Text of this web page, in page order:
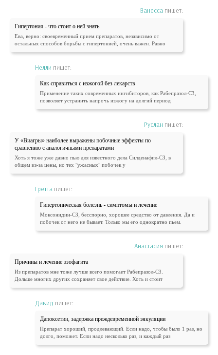
Ванесса пишет:
Гипертония - что стоит о ней знать
Ева, верно: своевременный прием препаратов, независимо от
остальных способов борьбы с гипертонией, очень важен. Равно
Нелли пишет:
Как справиться с изжогой без лекарств
Применение таких современных ингибиторов, как Рабепразол-СЗ,
позволяет устранить напрочь изжогу на долгий период
Руслан пишет:
У «Виагры» наиболее выражены побочные эффекты по
сравнению с аналогичными препаратами
Хоть я тоже уже давно пью для известного дела Силденафил-СЗ, в
общем из-за цены, но тех "ужасных" побочек у
Гретта пишет:
Гипертоническая болезнь - симптомы и лечение
Моксонидин-СЗ, бесспорно, хорошее средство от давления. Да и
побочек от него не бывает. Только мы его однократно пьем.
Анастасия пишет:
Причины и лечение эзофагита
Из препаратов мне тоже лучше всего помогает Рабепразол-СЗ.
Дольше многих других сохраняет свое действие. Хоть и стоит
Давид пишет:
Дапоксетин, задержка преждевременной эякуляции
Препарат хороший, продлевающий. Если надо, чтобы было 1 раз, но
долго, поможет. Если надо несколько раз, и каждый раз